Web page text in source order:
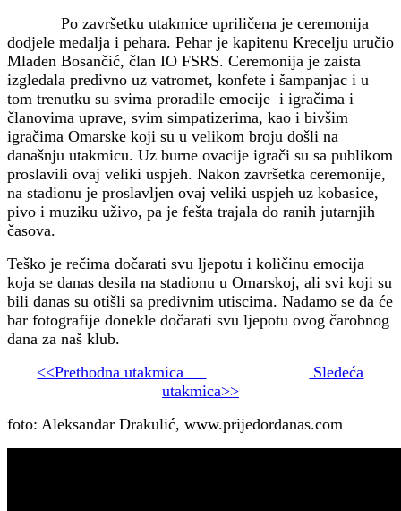
Po završetku utakmice upriličena je ceremonija
dodjele medalja i pehara. Pehar je kapitenu Krecelju uručio
Mladen Bosančić, član IO FSRS. Ceremonija je zaista
izgledala predivno uz vatromet, konfete i šampanjac i u
tom trenutku su svima proradile emocije i igračima i
članovima uprave, svim simpatizerima, kao i bivšim
igračima Omarske koji su u velikom broju došli na
današnju utakmicu. Uz burne ovacije igrači su sa publikom
proslavili ovaj veliki uspjeh. Nakon završetka ceremonije,
na stadionu je proslavljen ovaj veliki uspjeh uz kobasice,
pivo i muziku uživo, pa je fešta trajala do ranih jutarnjih
časova.
Teško je rečima dočarati svu ljepotu i količinu emocija
koja se danas desila na stadionu u Omarskoj, ali svi koji su
bili danas su otišli sa predivnim utiscima. Nadamo se da će
bar fotografije donekle dočarati svu ljepotu ovog čarobnog
dana za naš klub.
<<Prethodna utakmica
Sledeća
utakmica>>
foto: Aleksandar Drakulić, www.prijedordanas.com